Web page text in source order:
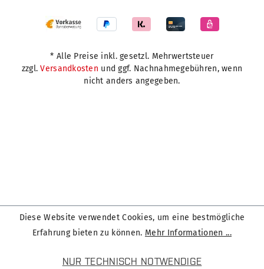
* Alle Preise inkl. gesetzl. Mehrwertsteuer
zzgl.Versandkosten und ggf. Nachnahmegebühren, wenn
nicht anders angegeben.
Diese Website verwendet Cookies, um eine bestmögliche
Erfahrung bieten zu können. Mehr Informationen ...
NUR TECHNISCH NOTWENDIGE